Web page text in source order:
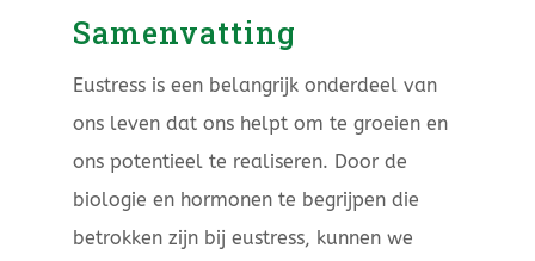
Samenvatting
Eustress is een belangrijk onderdeel van
ons leven dat ons helpt om te groeien en
ons potentieel te realiseren. Door de
biologie en hormonen te begrijpen die
betrokken zijn bij eustress, kunnen we